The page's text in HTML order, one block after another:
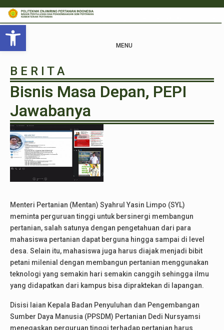
Open toolbar
MENU
B E R I T A
Bisnis Masa Depan, PEPI
Jawabanya
Menteri Pertanian (Mentan) Syahrul Yasin Limpo (SYL)
meminta perguruan tinggi untuk bersinergi membangun
pertanian, salah satunya dengan pengetahuan dari para
mahasiswa pertanian dapat berguna hingga sampai di level
desa. Selain itu, mahasiswa juga harus diajak menjadi bibit
petani milenial dengan membangun pertanian menggunakan
teknologi yang semakin hari semakin canggih sehingga ilmu
yang didapatkan dari kampus bisa dipraktekan di lapangan.
Disisi laian Kepala Badan Penyuluhan dan Pengembangan
Sumber Daya Manusia (PPSDM) Pertanian Dedi Nursyamsi
menegaskan perguruan tinggi terhadap pertanian harus